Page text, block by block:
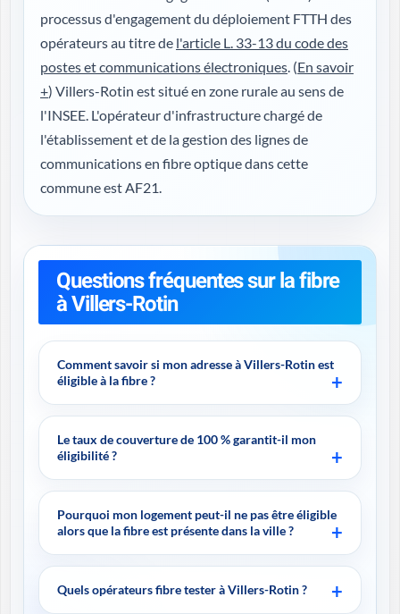
processus d'engagement du déploiement FTTH des
opérateurs au titre de l'article L. 33-13 du code des
postes et communications électroniques. (En savoir
+) Villers-Rotin est situé en zone rurale au sens de
l'INSEE. L'opérateur d'infrastructure chargé de
l'établissement et de la gestion des lignes de
communications en fibre optique dans cette
commune est AF21.
Questions fréquentes sur la fibre
à Villers-Rotin
Comment savoir si mon adresse à Villers-Rotin est
éligible à la fibre ?
Le taux de couverture de 100 % garantit-il mon
éligibilité ?
Pourquoi mon logement peut-il ne pas être éligible
alors que la fibre est présente dans la ville ?
Quels opérateurs fibre tester à Villers-Rotin ?